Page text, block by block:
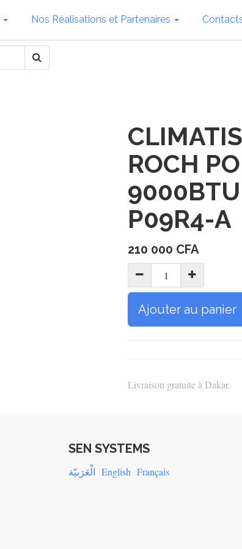
Nos Réalisations et Partenaires
ROCH
P09R4-A
210 000 CFA
Ajouter au panier
Livraison gratuite à Dakar.
SEN SYSTEMS
الْعَرَبيّة English Français